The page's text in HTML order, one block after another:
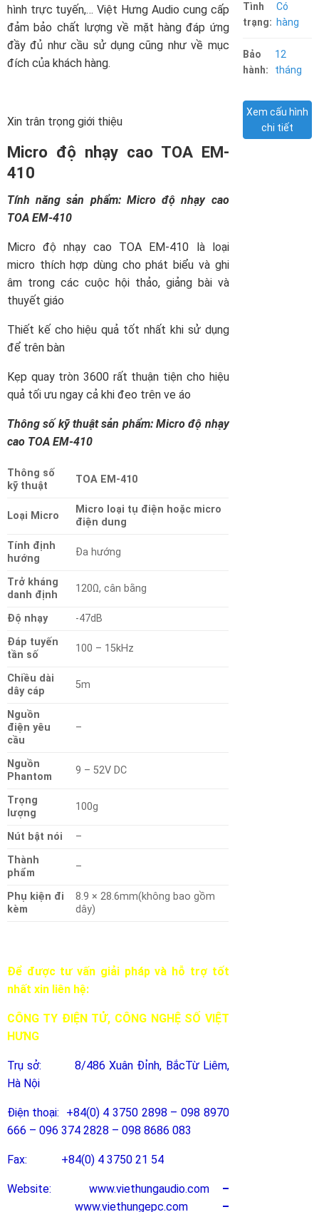
hình trực tuyến,… Việt Hưng Audio cung cấp
đảm bảo chất lượng về mặt hàng đáp ứng
đầy đủ như cầu sử dụng cũng như về mục
đích của khách hàng.
Xin trân trọng giới thiệu
Micro độ nhạy cao TOA EM-
410
Tính năng sản phẩm: Micro độ nhạy cao
TOA EM-410
Micro độ nhạy cao TOA EM-410 là loại
micro thích hợp dùng cho phát biểu và ghi
âm trong các cuộc hội thảo, giảng bài và
thuyết giáo
Thiết kế cho hiệu quả tốt nhất khi sử dụng
để trên bàn
Kẹp quay tròn 3600 rất thuận tiện cho hiệu
quả tối ưu ngay cả khi đeo trên ve áo
Thông số kỹ thuật sản phẩm: Micro độ nhạy
cao TOA EM-410
Thông số
kỹ thuật
TOA EM-410
Loại Micro
Micro loại tụ điện hoặc micro
điện dung
Tính định
hướng
Đa hướng
Trở kháng
danh định
120Ω, cân bằng
Độ nhạy
-47dB
Đáp tuyến
tần số
100 – 15kHz
Chiều dài
dây cáp
5m
Nguồn
điện yêu
cầu
–
Nguồn
Phantom
9 – 52V DC
Trọng
lượng
100g
Nút bật nói
–
Thành
phẩm
–
Phụ kiện đi
kèm
8.9 × 28.6mm(không bao gồm
dây)
Để được tư vấn giải pháp và hỗ trợ tốt
nhất xin liên hệ:
CÔNG TY ĐIỆN TỬ, CÔNG NGHỆ SỐ VIỆT
HƯNG
Trụ sở: 8/486 Xuân Đỉnh, BắcTừ Liêm,
Hà Nội
Điện thoại: +84(0) 4 3750 2898 – 098 8970
666 – 096 374 2828 – 098 8686 083
Fax: +84(0) 4 3750 21 54
Website: www.viethungaudio.com –
www.viethungepc.com –
Tình
trạng:
Có
hàng
Bảo
hành:
12
tháng
Xem cấu hình
chi tiết